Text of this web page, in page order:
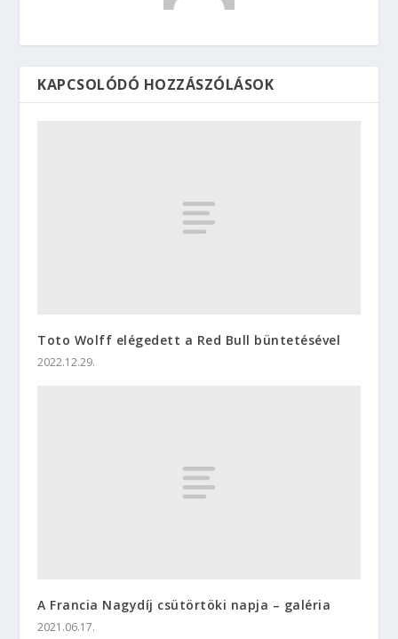
KAPCSOLÓDÓ HOZZÁSZÓLÁSOK
Toto Wolff elégedett a Red Bull büntetésével
2022.12.29.
A Francia Nagydíj csütörtöki napja – galéria
2021.06.17.